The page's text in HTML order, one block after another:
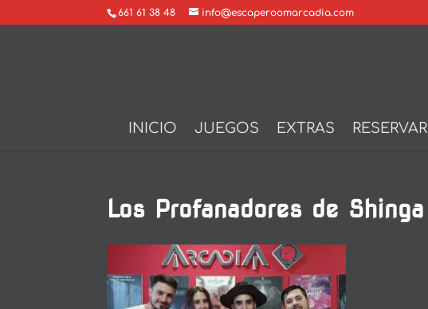
661 61 38 48 info@escaperoomarcadia.com
INICIO JUEGOS EXTRAS RESERVAR
Los Profanadores de Shinga